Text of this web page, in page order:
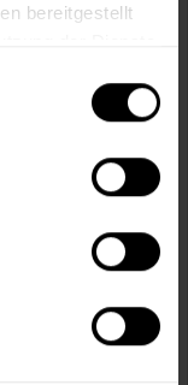
bereitgestellt
kaufen